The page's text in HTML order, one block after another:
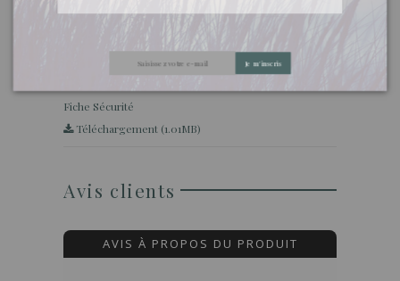
Documents joints
Téléchargement (1.01MB)
Fiche Sécurité
Téléchargement (1.01MB)
Avis clients
AVIS À PROPOS DU PRODUIT
Je m'inscris